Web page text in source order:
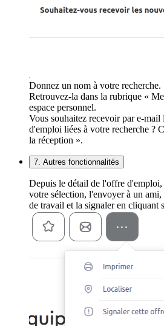
Donnez un nom à votre recherche.
Retrouvez-la dans la rubrique «
espace personnel.
Vous souhaitez recevoir par e-mail
d'emploi liées à votre recherche ?
la réception ».
7. Autres fonctionnalités
Depuis le détail de l'offre
votre sélection, l'envoyer à un
de travail et la signaler en cliquant